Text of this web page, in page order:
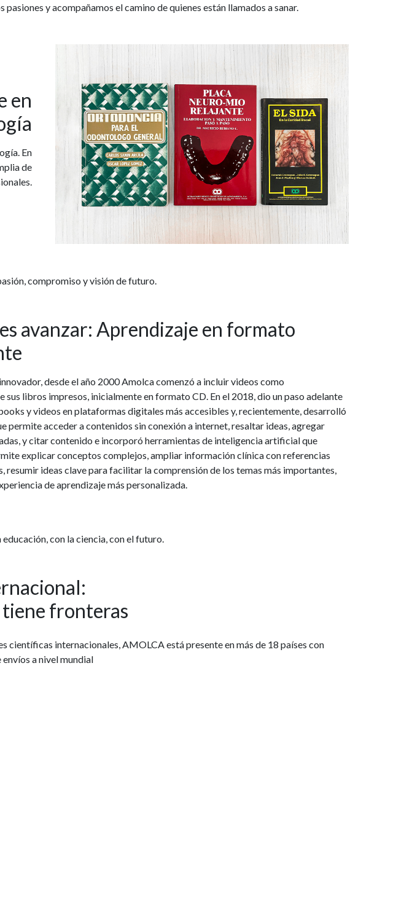
y acompañamos el camino de quienes están llamados a sanar.
en
En
de
compromiso y visión de futuro.
avanzar: Aprendizaje en formato
desde el año 2000 Amolca comenzó a incluir videos como
sus libros impresos, inicialmente en formato CD. En el 2018, dio un paso adelante
y videos en plataformas digitales más accesibles y, recientemente, desarrolló
permite acceder a contenidos sin conexión a internet, resaltar ideas, agregar
y citar contenido e incorporó herramientas de inteligencia artificial que
explicar conceptos complejos, ampliar información clínica con referencias
resumir ideas clave para facilitar la comprensión de los temas más importantes,
de aprendizaje más personalizada.
con la ciencia, con el futuro.
fronteras
científicas internacionales, AMOLCA está presente en más de 18 países con
a nivel mundial